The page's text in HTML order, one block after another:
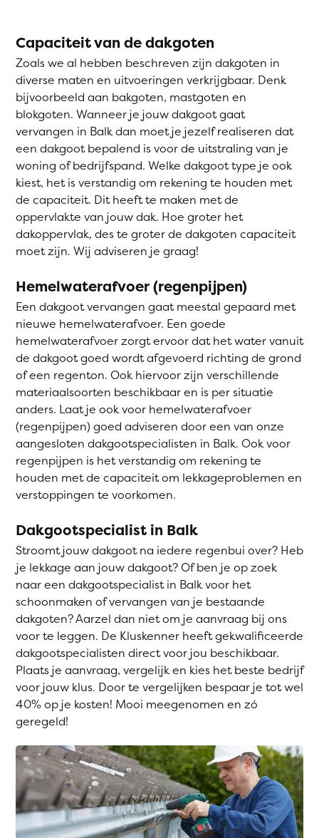
Capaciteit van de dakgoten
Zoals we al hebben beschreven zijn dakgoten in
diverse maten en uitvoeringen verkrijgbaar. Denk
bijvoorbeeld aan bakgoten, mastgoten en
blokgoten. Wanneer je jouw dakgoot gaat
vervangen in Balk dan moet je jezelf realiseren dat
een dakgoot bepalend is voor de uitstraling van je
woning of bedrijfspand. Welke dakgoot type je ook
kiest, het is verstandig om rekening te houden met
de capaciteit. Dit heeft te maken met de
oppervlakte van jouw dak. Hoe groter het
dakoppervlak, des te groter de dakgoten capaciteit
moet zijn. Wij adviseren je graag!
Hemelwaterafvoer (regenpijpen)
Een dakgoot vervangen gaat meestal gepaard met
nieuwe hemelwaterafvoer. Een goede
hemelwaterafvoer zorgt ervoor dat het water vanuit
de dakgoot goed wordt afgevoerd richting de grond
of een regenton. Ook hiervoor zijn verschillende
materiaalsoorten beschikbaar en is per situatie
anders. Laat je ook voor hemelwaterafvoer
(regenpijpen) goed adviseren door een van onze
aangesloten dakgootspecialisten in Balk. Ook voor
regenpijpen is het verstandig om rekening te
houden met de capaciteit om lekkageproblemen en
verstoppingen te voorkomen.
Dakgootspecialist in Balk
Stroomt jouw dakgoot na iedere regenbui over? Heb
je lekkage aan jouw dakgoot? Of ben je op zoek
naar een dakgootspecialist in Balk voor het
schoonmaken of vervangen van je bestaande
dakgoten? Aarzel dan niet om je aanvraag bij ons
voor te leggen. De Kluskenner heeft gekwalificeerde
dakgootspecialisten direct voor jou beschikbaar.
Plaats je aanvraag, vergelijk en kies het beste bedrijf
voor jouw klus. Door te vergelijken bespaar je tot wel
40% op je kosten! Mooi meegenomen en zó
geregeld!